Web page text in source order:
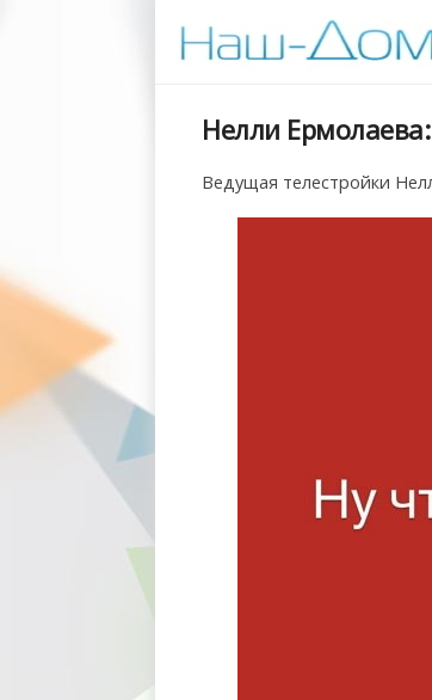
Нелли
Ведущая телестройки